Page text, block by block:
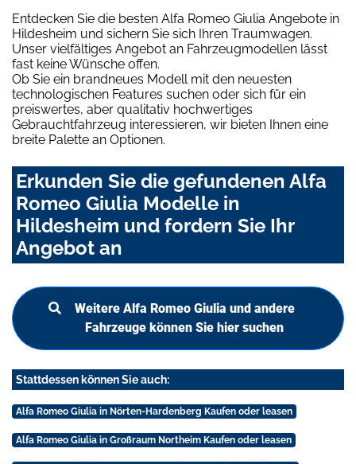
Entdecken Sie die besten Alfa Romeo Giulia Angebote in
Hildesheim und sichern Sie sich Ihren Traumwagen.
Unser vielfältiges Angebot an Fahrzeugmodellen lässt
fast keine Wünsche offen.
Ob Sie ein brandneues Modell mit den neuesten
technologischen Features suchen oder sich für ein
preiswertes, aber qualitativ hochwertiges
Gebrauchtfahrzeug interessieren, wir bieten Ihnen eine
breite Palette an Optionen.
Erkunden Sie die gefundenen Alfa
Romeo Giulia Modelle in
Hildesheim und fordern Sie Ihr
Angebot an
Weitere Alfa Romeo Giulia und andere
Fahrzeuge können Sie hier suchen
Stattdessen können Sie auch:
Alfa Romeo Giulia in Nörten-Hardenberg Kaufen oder leasen
Alfa Romeo Giulia in Großraum Northeim Kaufen oder leasen